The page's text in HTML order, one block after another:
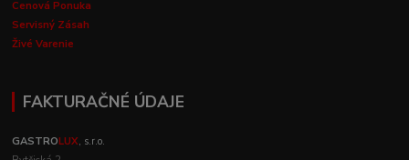
Cenová Ponuka
Servisný Zásah
Živé Varenie
FAKTURAČNÉ ÚDAJE
GASTROLUX, s.r.o.